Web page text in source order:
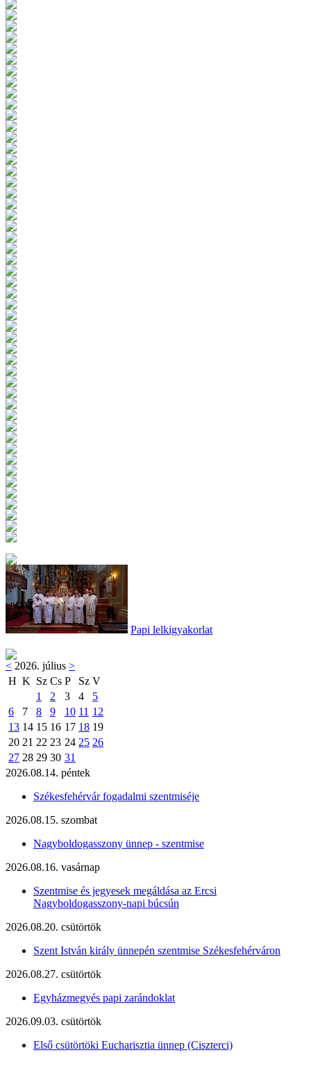
Papi lelkigyakorlat
< 2026. július >
H K Sz Cs P Sz V
1
2 3 4
5
6
7 8 9 10 11 12
13 14 15 16 17 18 19
20 21 22 23 24 25 26
27 28 29 30 31
2026.08.14. péntek
Székesfehérvár fogadalmi szentmiséje
2026.08.15. szombat
Nagyboldogasszony ünnep - szentmise
2026.08.16. vasárnap
Szentmise és jegyesek megáldása az Ercsi
Nagyboldogasszony-napi búcsún
2026.08.20. csütörtök
Szent István király ünnepén szentmise Székesfehérváron
2026.08.27. csütörtök
Egyházmegyés papi zarándoklat
2026.09.03. csütörtök
Első csütörtöki Eucharisztia ünnep (Ciszterci)